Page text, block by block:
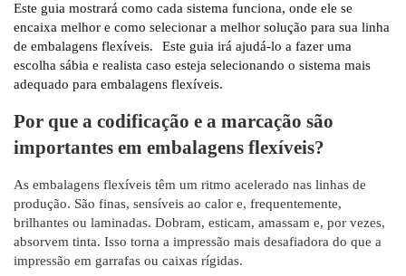
Este guia mostrará como cada sistema funciona, onde ele se
encaixa melhor e como selecionar a melhor solução para sua linha
de embalagens flexíveis.
Este guia irá ajudá-lo a fazer uma
escolha sábia e realista caso esteja selecionando o sistema mais
adequado para embalagens flexíveis.
Por que a codificação e a marcação são
importantes em embalagens flexíveis?
As embalagens flexíveis têm um ritmo acelerado nas linhas de
produção. São finas, sensíveis ao calor e, frequentemente,
brilhantes ou laminadas. Dobram, esticam, amassam e, por vezes,
absorvem tinta. Isso torna a impressão mais desafiadora do que a
impressão em garrafas ou caixas rígidas.